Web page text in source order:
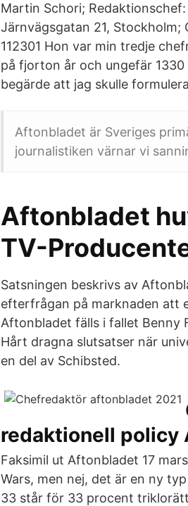
Martin Schori;
Järnvägsgatan 21, Stockholm;
112301 Hon var min tredje
på fjorton år och ungefär
begärde att jag skulle
Aftonbladet är Sveriges
journalistiken värnar vi
Aftonbladet
TV-
Satsningen beskrivs av
efterfrågan på marknaden att
Aftonbladet fälls i fallet Benny
Hårt dragna slutsatser när
en del av Schibsted.
redaktionell policy
Faksimil ut Aftonbladet 17
Wars, men nej, det är en ny
33 står för 33 procent